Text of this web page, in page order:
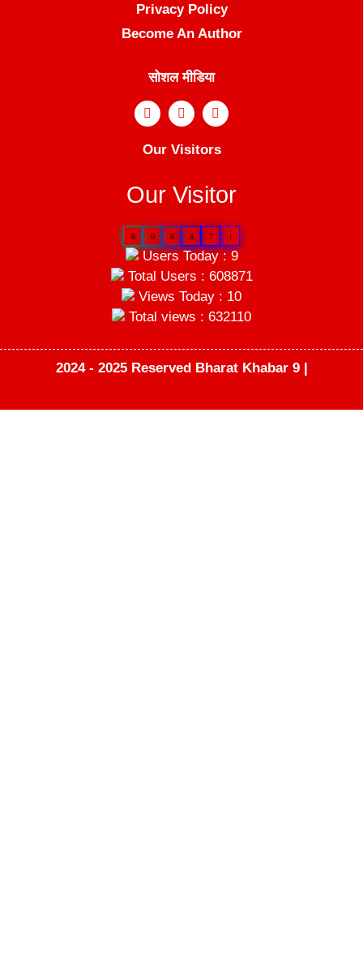
Privacy Policy
Become An Author
सोशल मीडिया
Our Visitors
Our Visitor
6 0 8 8 7 1
Users Today : 9
Total Users : 608871
Views Today : 10
Total views : 632110
2024 - 2025 Reserved Bharat Khabar 9 |